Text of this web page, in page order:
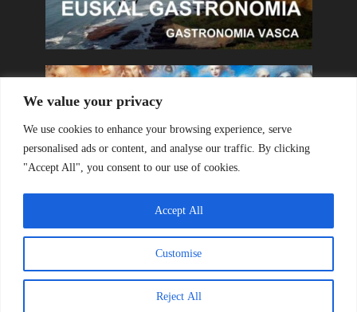
We value your privacy
We use cookies to enhance your browsing experience, serve
personalised ads or content, and analyse our traffic. By clicking
"Accept All", you consent to our use of cookies.
Customise
Reject All
Accept All